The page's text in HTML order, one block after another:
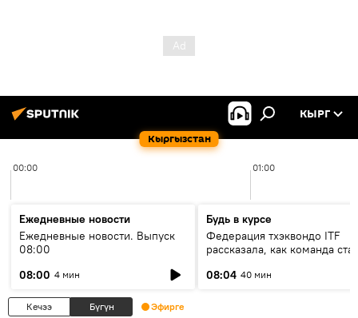
Кыргызстан
КЫРГ
00:00 01:00
Ежедневные новости
Ежедневные новости. Выпуск
08:00
08:00 4 мин
Будь в курсе
Федерация тхэквондо ITF
рассказала, как команда
08:04 40 мин
Кечээ Бүгүн Эфирге